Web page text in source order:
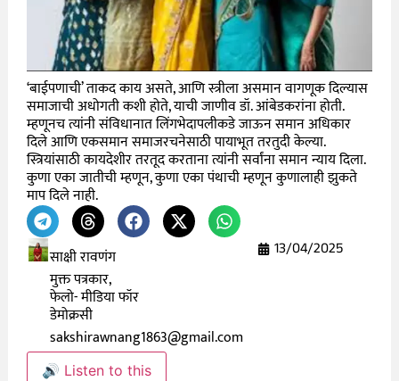
‘बाईपणाची’ ताकद काय असते, आणि स्त्रीला असमान वागणूक दिल्यास
समाजाची अधोगती कशी होते, याची जाणीव डॉ. आंबेडकरांना होती.
म्हणूनच त्यांनी संविधानात लिंगभेदापलीकडे जाऊन समान अधिकार
दिले आणि एकसमान समाजरचनेसाठी पायाभूत तरतुदी केल्या.
स्त्रियांसाठी कायदेशीर तरतूद करताना त्यांनी सर्वांना समान न्याय दिला.
कुणा एका जातीची म्हणून, कुणा एका पंथाची म्हणून कुणालाही झुकते
माप दिले नाही.
साक्षी रावणंग
मुक्त पत्रकार,
फेलो- मीडिया फॉर
डेमोक्रसी
sakshirawnang1863@gmail.com
13/04/2025
🔊 Listen to this